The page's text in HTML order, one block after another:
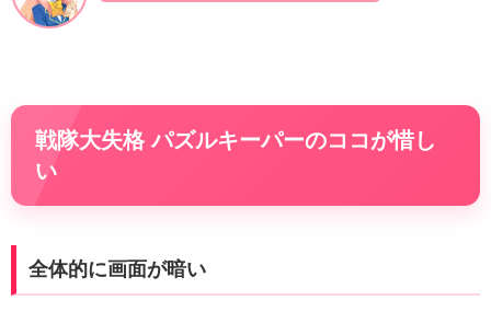
戦隊大失格 パズルキーパーのココが惜し
い
全体的に画面が暗い